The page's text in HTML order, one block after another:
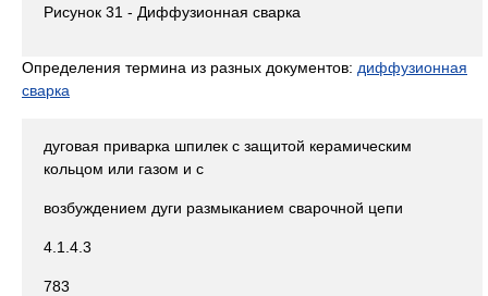
Рисунок 31 - Диффузионная сварка
Определения термина из разных документов: диффузионная
сварка
дуговая приварка шпилек с защитой керамическим
кольцом или газом и с
возбуждением дуги размыканием сварочной цепи
4.1.4.3
783